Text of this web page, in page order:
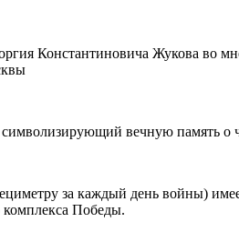
Константиновича Жукова
вечную память о
за каждый день войны)
Победы.